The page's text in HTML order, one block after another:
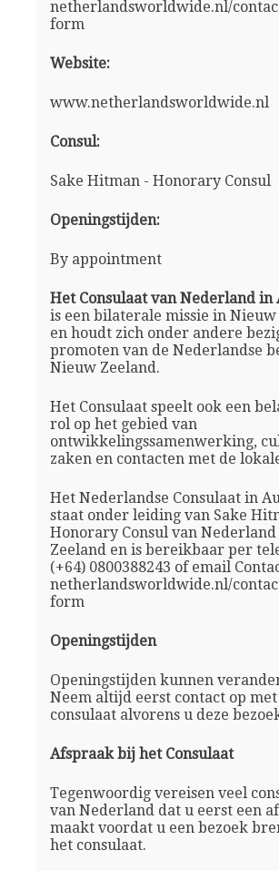
netherlandsworldwide.nl/
form
Website:
www.netherlandsworldwide.nl
Consul:
Sake Hitman - Honorary Consul
Openingstijden:
By appointment
Het Consulaat van Nederland in
is een bilaterale missie in Nieuw
en houdt zich onder andere
promoten van de Nederlandse
Nieuw Zeeland.
Het Consulaat speelt ook een
rol op het gebied van
ontwikkelingssamenwerking,
zaken en contacten met de
Het Nederlandse Consulaat in
staat onder leiding van Sake
Honorary Consul van
Zeeland en is bereikbaar per
(+64) 0800388243 of email
netherlandsworldwide.nl/
form
Openingstijden
Openingstijden kunnen
Neem altijd eerst contact op
consulaat alvorens u deze
Afspraak bij het Consulaat
Tegenwoordig vereisen veel
van Nederland dat u eerst een
maakt voordat u een bezoek
het consulaat.